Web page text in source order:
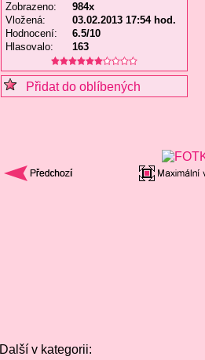
Zobrazeno:
984x
Vložená:
03.02.2013 17:54 hod.
Hodnocení:
6.5/10
Hlasovalo:
163
Přidat do oblíbených
Další v kategorii: